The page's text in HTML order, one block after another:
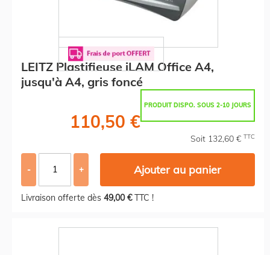
LEITZ Plastifieuse iLAM Office A4,
jusqu'à A4, gris foncé
PRODUIT DISPO. SOUS 2-10 JOURS
110,50 €
Soit 132,60 € TTC
- + Ajouter au panier
Livraison offerte dès 49,00 €TTC !